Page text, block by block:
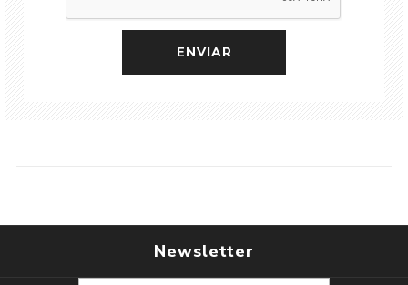
Newsletter